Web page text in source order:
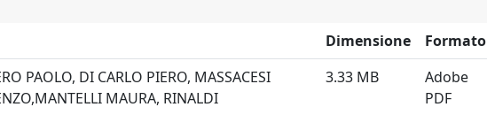
Dimensione
Formato
PAOLO, DI CARLO PIERO, MASSACESI
MAURA, RINALDI
3.33 MB
Adobe
PDF